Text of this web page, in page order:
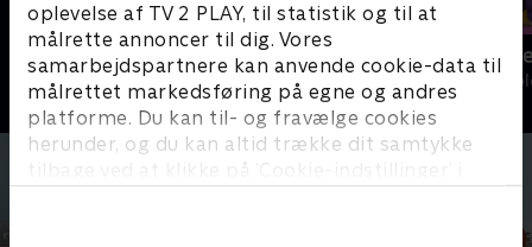
oplevelse af TV 2 PLAY, til statistik og til at
målrette annoncer til dig. Vores
samarbejdspartnere kan anvende cookie-data til
målrettet markedsføring på egne og andres
platforme. Du kan til- og fravælge cookies
herunder, og du kan altid trække dit samtykke
tilbage ved at klikke på ’Cookie-indstillinger’ i
Katrine undersøger
Børne-underholdning • 1 sæsoner
Mit nye
Børne-